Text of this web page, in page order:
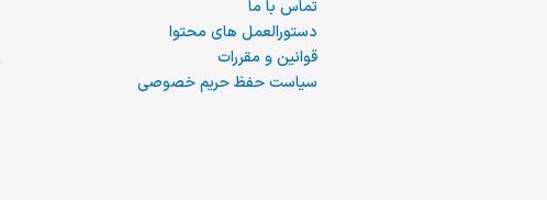
تماس با ما
دستورالعمل های محتوا
قوانین و مقررات
سیاست حفظ حریم خصوصی